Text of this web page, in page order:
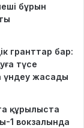
бұрын
гранттар бар:
түсе
үндеу жасады
құрылыста
1 вокзалында